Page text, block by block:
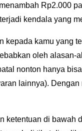
Rp2.000
kendala yang
kepada kamu yang
oleh alasan-
nonton hanya
lainnya).
di bawah